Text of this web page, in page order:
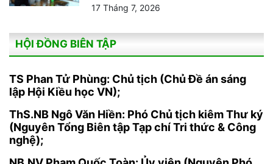
17 Tháng 7, 2026
HỘI ĐỒNG BIÊN TẬP
TS Phan Tử Phùng: Chủ tịch (Chủ Đề án sáng
lập Hội Kiều học VN);
ThS.NB Ngô Văn Hiền: Phó Chủ tịch kiêm Thư ký
(Nguyên Tổng Biên tập Tạp chí Tri thức & Công
nghệ);